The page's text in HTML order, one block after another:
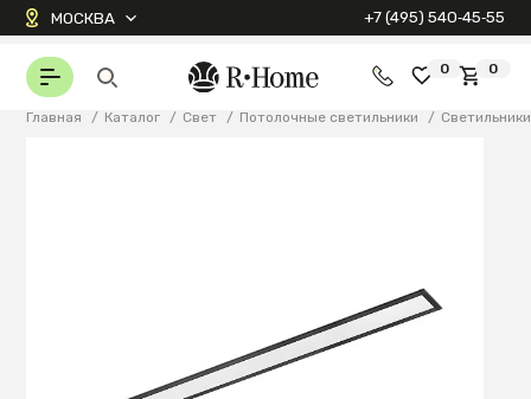
МОСКВА +7 (495) 540‑45‑55
0 0
Главная / Каталог / Свет / Потолочные светильники / Светильники